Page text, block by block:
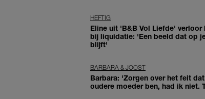
HEFTIG
Eline uit 'B&B Vol Liefde' verloor
bij liquidatie: 'Een beeld dat op
blijft'
BARBARA & JOOST
Barbara: 'Zorgen over het feit
oudere moeder ben, had ik niet.